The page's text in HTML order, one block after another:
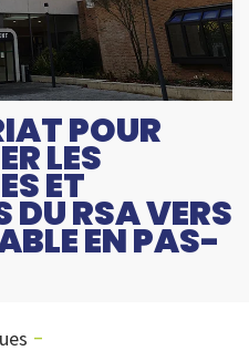
POUR
LES
ET
DU RSA VERS
EN PAS-